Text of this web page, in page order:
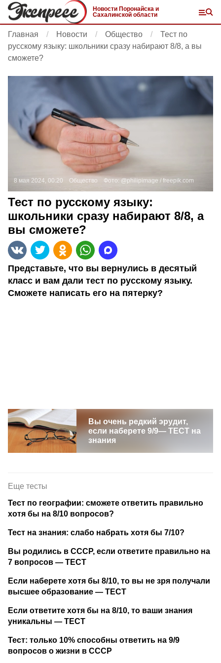
Новости Поронайска и
Сахалинской области
Главная Новости Общество
Тест по
русскому языку: школьники сразу набирают 8/8, а вы
сможете?
8 мая 2024, 00:20 Общество Фото: @philipimage / freepik.com
Тест по русскому языку:
школьники сразу набирают 8/8, а
вы сможете?
Представьте, что вы вернулись в десятый
класс и вам дали тест по русскому языку.
Сможете написать его на пятерку?
Вы очень редкий эрудит,
если наберете 9/9— ТЕСТ на
знания
Еще тесты
Тест по географии: сможете ответить правильно
хотя бы на 8/10 вопросов?
Тест на знания: слабо набрать хотя бы 7/10?
Вы родились в СССР, если ответите правильно на
7 вопросов — ТЕСТ
Если наберете хотя бы 8/10, то вы не зря получали
высшее образование — ТЕСТ
Если ответите хотя бы на 8/10, то ваши знания
уникальны — ТЕСТ
Тест: только 10% способны ответить на 9/9
вопросов о жизни в СССР